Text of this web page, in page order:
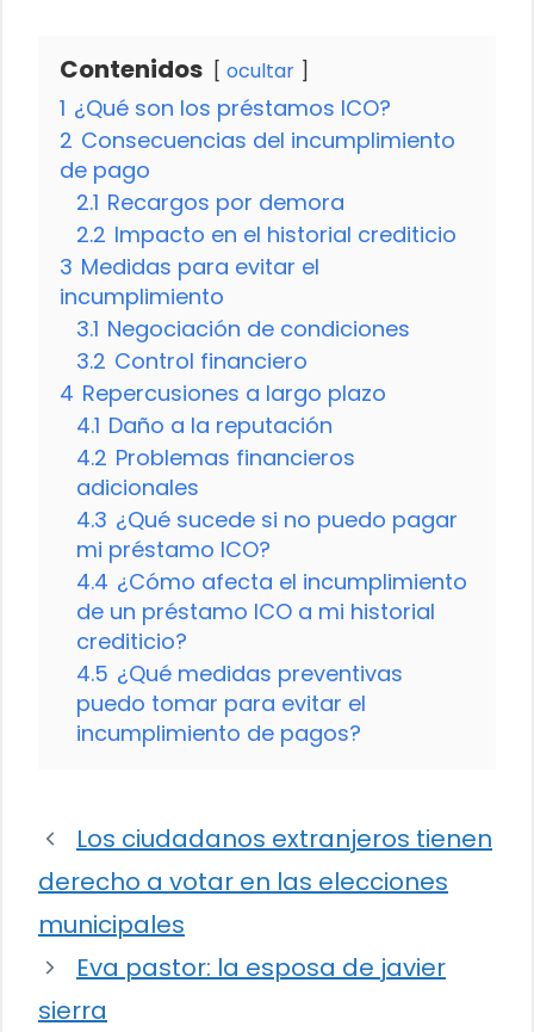
Contenidos ocultar
1 ¿Qué son los préstamos ICO?
2 Consecuencias del incumplimiento
de pago
2.1 Recargos por demora
2.2 Impacto en el historial crediticio
3 Medidas para evitar el
incumplimiento
3.1 Negociación de condiciones
3.2 Control financiero
4 Repercusiones a largo plazo
4.1 Daño a la reputación
4.2 Problemas financieros
adicionales
4.3 ¿Qué sucede si no puedo pagar
mi préstamo ICO?
4.4 ¿Cómo afecta el incumplimiento
de un préstamo ICO a mi historial
crediticio?
4.5 ¿Qué medidas preventivas
puedo tomar para evitar el
incumplimiento de pagos?
Los ciudadanos extranjeros tienen
derecho a votar en las elecciones
municipales
Eva pastor: la esposa de javier
sierra